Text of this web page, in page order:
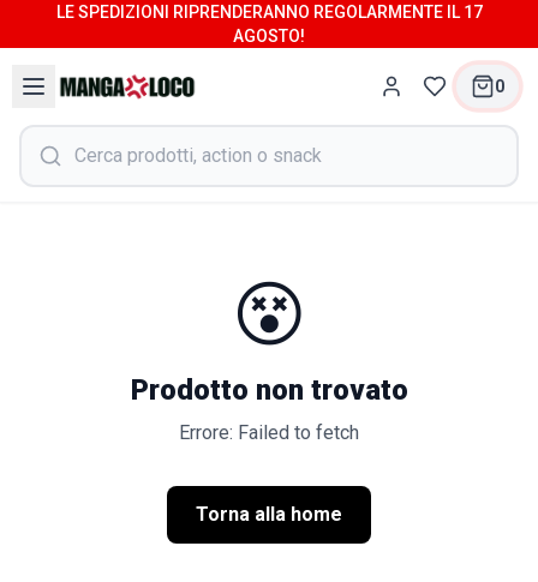
LE SPEDIZIONI RIPRENDERANNO REGOLARMENTE IL 17
AGOSTO!
0
😵
Prodotto non trovato
Errore: Failed to fetch
Torna alla home